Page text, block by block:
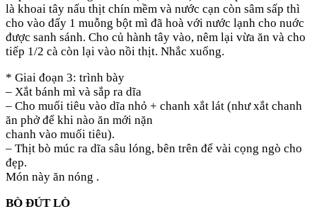
là khoai tây nấu thịt chín mềm và nước cạn còn sâm sấp thì
cho vào đấy 1 muỗng bột mì đã hoà với nước lạnh cho nuớc
được sanh sánh. Cho củ hành tây vào, nêm lại vừa ăn và cho
tiếp 1/2 cà còn lại vào nồi thịt. Nhắc xuống.
* Giai đoạn 3: trình bày
– Xắt bánh mì và sắp ra dĩa
– Cho muối tiêu vào dĩa nhỏ + chanh xắt lát (như xắt chanh
ăn phở để khi nào ăn mới nặn
chanh vào muối tiêu).
– Thịt bò múc ra dĩa sâu lóng, bên trên để vài cọng ngò cho
đẹp.
Món này ăn nóng .
BÒ ĐÚT LÒ